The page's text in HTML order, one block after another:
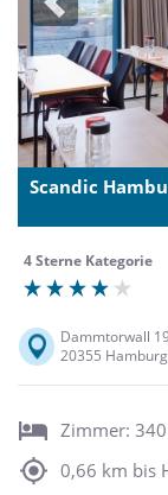
Previous
Scandic
4 Sterne Kategorie
Dammtorwall
20355 Hamburg
Zimmer: 340
0,66 km bis